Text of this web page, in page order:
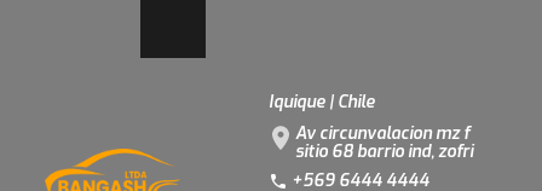
Iquique | Chile
Av circunvalacion mz f
sitio 68 barrio ind, zofri
+569 6444 4444